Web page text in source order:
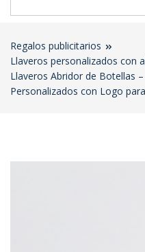
Regalos publicitarios
Llaveros personalizados con
Llaveros Abridor de Botellas
Personalizados con Logo